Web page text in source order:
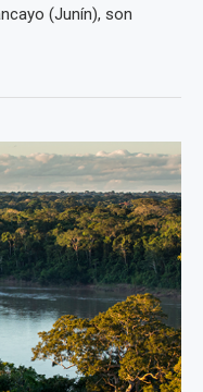
(Junín), son